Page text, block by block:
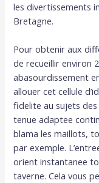
les divertissements
Bretagne.
Pour obtenir aux
de recueillir environ
abasourdissement
allouer cet cellule
fidelite au sujets
tenue adaptee
blama les maillots,
par exemple.
orient instantanee
taverne. Cela vous